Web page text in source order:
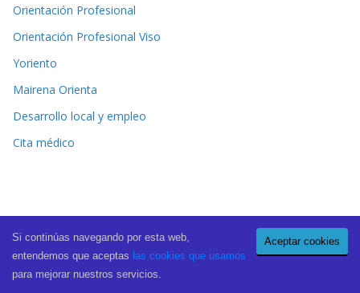
Orientación Profesional
Orientación Profesional Viso
Yoriento
Mairena Orienta
Desarrollo local y empleo
Cita médico
Copyright © 2026El Periódico de Mairena
. All rights reserved.
Theme:
ColorMag Pro by ThemeGrill. Powered by
Aceptar cookies
Si continúas navegando por esta web,
entendemos que aceptas las cookies que usamos
para mejorar nuestros servicios.